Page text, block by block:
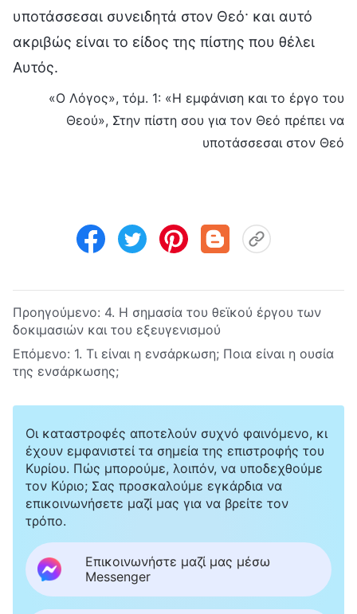
υποτάσσεσαι συνειδητά στον Θεό· και αυτό
ακριβώς είναι το είδος της πίστης που θέλει
Αυτός.
«Ο Λόγος», τόμ. 1: «Η εμφάνιση και το έργο του
Θεού», Στην πίστη σου για τον Θεό πρέπει να
υποτάσσεσαι στον Θεό
Προηγούμενο: 4. Η σημασία του θεϊκού έργου των
δοκιμασιών και του εξευγενισμού
Επόμενο: 1. Τι είναι η ενσάρκωση; Ποια είναι η ουσία
της ενσάρκωσης;
Οι καταστροφές αποτελούν συχνό φαινόμενο, κι
έχουν εμφανιστεί τα σημεία της επιστροφής του
Κυρίου. Πώς μπορούμε, λοιπόν, να υποδεχθούμε
τον Κύριο; Σας προσκαλούμε εγκάρδια να
επικοινωνήσετε μαζί μας για να βρείτε τον
τρόπο.
Επικοινωνήστε μαζί μας μέσω
Messenger